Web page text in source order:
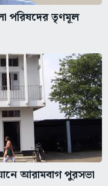
পরিষদের তৃণমূল
আরামবাগ পুরসভা